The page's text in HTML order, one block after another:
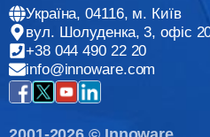
Україна, 04116, м. Київ
вул. Шолуденка, 3, офіс
+38 044 490 22 20
info@innoware.com